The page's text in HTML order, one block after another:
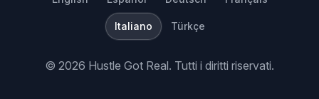
Italiano Türkçe
© 2026 Hustle Got Real. Tutti i diritti riservati.